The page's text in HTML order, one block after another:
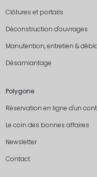
Clôtures et portails
Déconstruction d'ouvrages
Manutention, entretien &
Désamiantage
Polygone
Réservation en ligne d'un
Le coin des bonnes affaires
Newsletter
Contact